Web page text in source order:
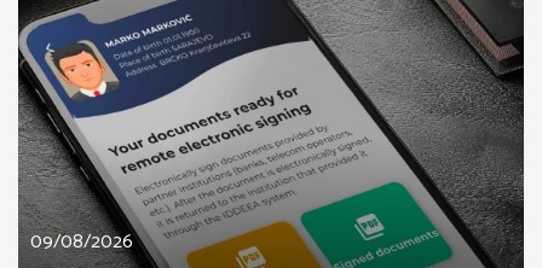
09/08/2026